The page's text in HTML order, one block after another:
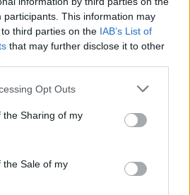
participants. This information may
third parties on the IAB’s List of
that may further disclose it to other
Opt Outs
the Sharing of my
the Sale of my
Macharskim